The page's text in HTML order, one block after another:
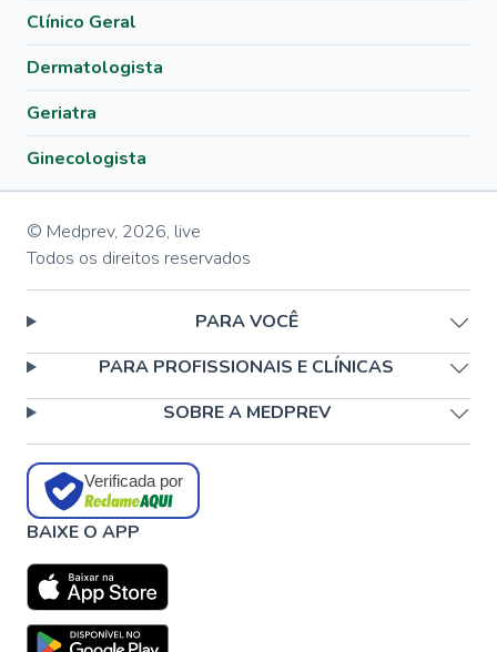
Clínico Geral
Dermatologista
Geriatra
Ginecologista
© Medprev, 2026, live
Todos os direitos reservados
PARA VOCÊ
PARA PROFISSIONAIS E CLÍNICAS
SOBRE A MEDPREV
Verificada por
BAIXE O APP